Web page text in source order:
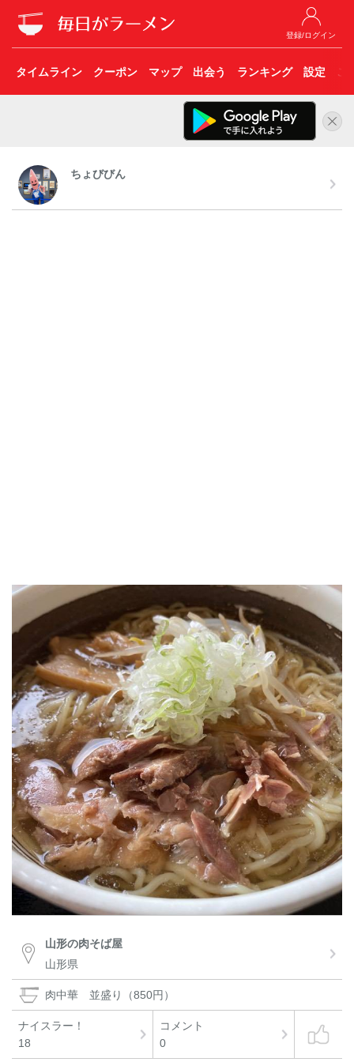
登録/ログイン
タイムライン クーポン マップ 出会う ランキング 設定 こ
ちょびびん
山形の肉そば屋
山形県
肉中華 並盛り（850円）
ナイスラー！
18
コメント
0